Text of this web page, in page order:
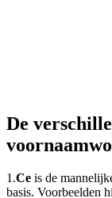
De
1.Ce is de
basis. Voorbeelden